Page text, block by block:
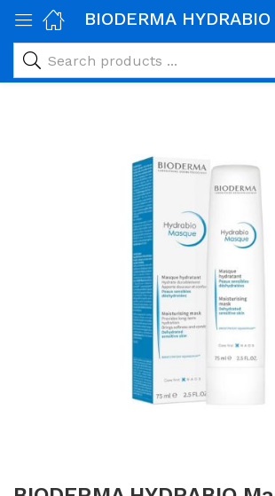
alimentaires)